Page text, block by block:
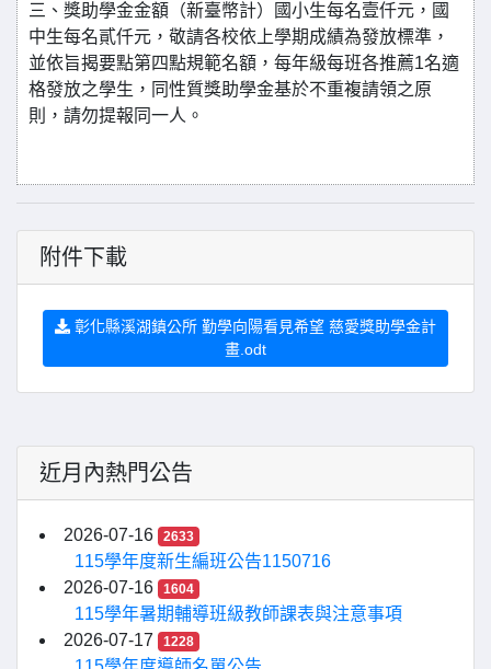
三、獎助學金金額（新臺幣計）國小生每名壹仟元，國
中生每名貳仟元，敬請各校依上學期成績為發放標準，
並依旨揭要點第四點規範名額，每年級每班各推薦1名適
格發放之學生，同性質獎助學金基於不重複請領之原
則，請勿提報同一人。
附件下載
彰化縣溪湖鎮公所 勤學向陽看見希望 慈愛獎助學金計
畫.odt
近月內熱門公告
2026-07-16 2633
115學年度新生編班公告1150716
2026-07-16
1604
115學年暑期輔導班級教師課表與注意事項
2026-07-17
1228